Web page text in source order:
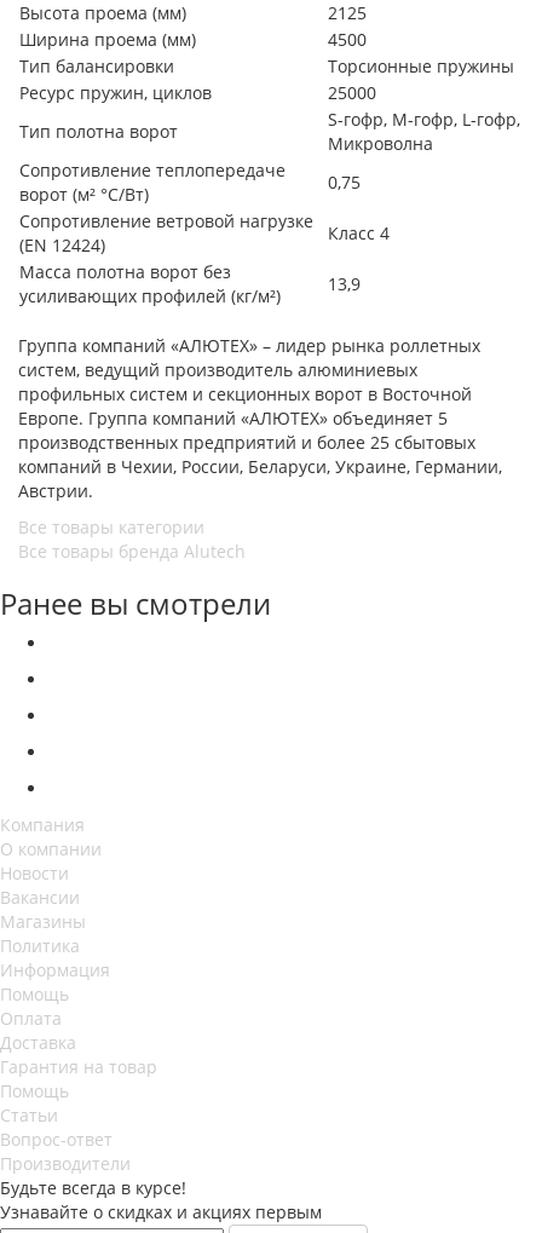
Высота проема (мм)
2125
Ширина проема (мм)
4500
Тип балансировки
Торсионные пружины
Ресурс пружин, циклов
25000
Тип полотна ворот
S-гофр, М-гофр, L-гофр,
Микроволна
Сопротивление теплопередаче
ворот (м² °С/Вт)
0,75
Сопротивление ветровой нагрузке
(EN 12424)
Класс 4
Масса полотна ворот без
усиливающих профилей (кг/м²)
13,9
Группа компаний «АЛЮТЕХ» – лидер рынка роллетных
систем, ведущий производитель алюминиевых
профильных систем и секционных ворот в Восточной
Европе. Группа компаний «АЛЮТЕХ» объединяет 5
производственных предприятий и более 25 сбытовых
компаний в Чехии, России, Беларуси, Украине, Германии,
Австрии.
Все товары категории
Все товары бренда Alutech
Ранее вы смотрели
Компания
О компании
Новости
Вакансии
Магазины
Политика
Информация
Помощь
Оплата
Доставка
Гарантия на товар
Помощь
Статьи
Вопрос-ответ
Производители
Будьте всегда в курсе!
Узнавайте о скидках и акциях первым